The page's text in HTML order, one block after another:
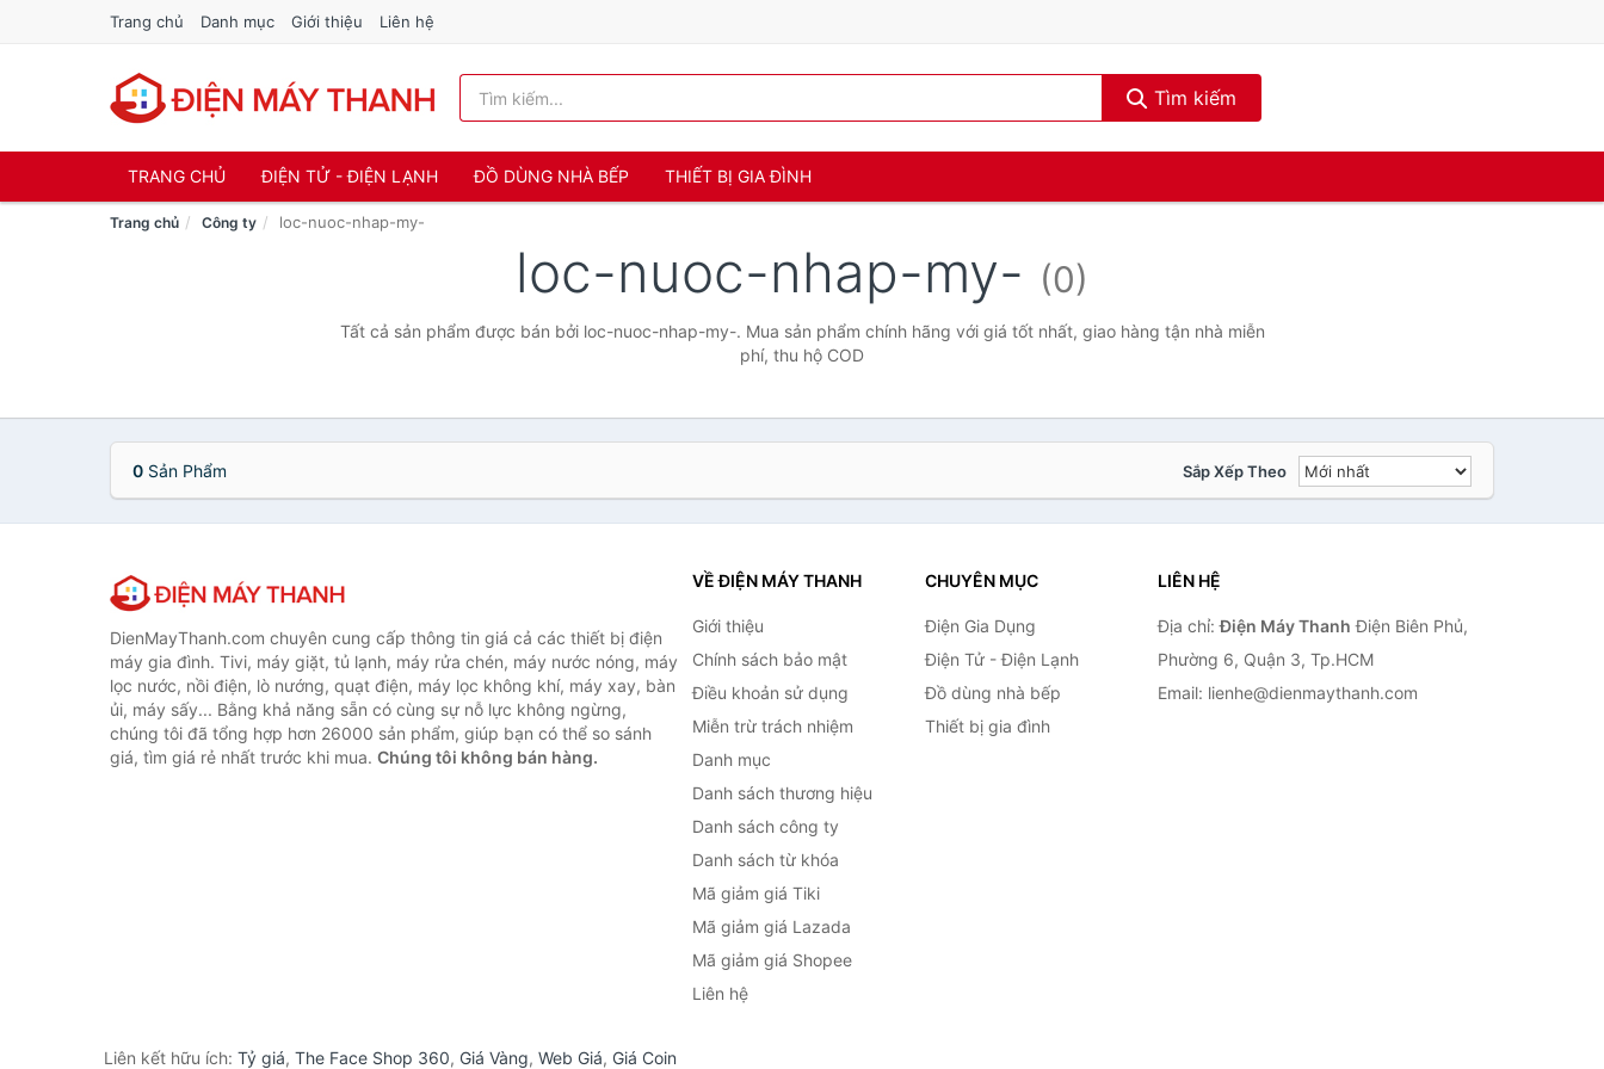
Trang chủ Danh mục Giới thiệu Liên hệ
Tìm kiếm
TRANG CHỦ ĐIỆN TỬ - ĐIỆN LẠNH ĐỒ DÙNG NHÀ BẾP THIẾT BỊ GIA ĐÌNH
Trang chủ Công ty loc-nuoc-nhap-my-
loc-nuoc-nhap-my- (0)
Tất cả sản phẩm được bán bởi loc-nuoc-nhap-my-. Mua sản phẩm chính hãng với giá tốt nhất, giao hàng tận nhà miễn
phí, thu hộ COD
0 Sản Phẩm Sắp Xếp Theo
DienMayThanh.com chuyên cung cấp thông tin giá cả các thiết bị điện
máy gia đình. Tivi, máy giặt, tủ lạnh, máy rửa chén, máy nước nóng, máy
lọc nước, nồi điện, lò nướng, quạt điện, máy lọc không khí, máy xay, bàn
ủi, máy sấy... Bằng khả năng sẵn có cùng sự nỗ lực không ngừng,
chúng tôi đã tổng hợp hơn 26000 sản phẩm, giúp bạn có thể so sánh
giá, tìm giá rẻ nhất trước khi mua. Chúng tôi không bán hàng.
VỀ ĐIỆN MÁY THANH
Giới thiệu
Chính sách bảo mật
Điều khoản sử dụng
Miễn trừ trách nhiệm
Danh mục
Danh sách thương hiệu
Danh sách công ty
Danh sách từ khóa
Mã giảm giá Tiki
Mã giảm giá Lazada
Mã giảm giá Shopee
Liên hệ
CHUYÊN MỤC
Điện Gia Dụng
Điện Tử - Điện Lạnh
Đồ dùng nhà bếp
Thiết bị gia đình
LIÊN HỆ
Địa chỉ:Điện Máy Thanh Điện Biên Phủ,
Phường 6, Quận 3, Tp.HCM
Email: lienhe@dienmaythanh.com
Liên kết hữu ích: Tỷ giá, The Face Shop 360, Giá Vàng, Web Giá, Giá Coin